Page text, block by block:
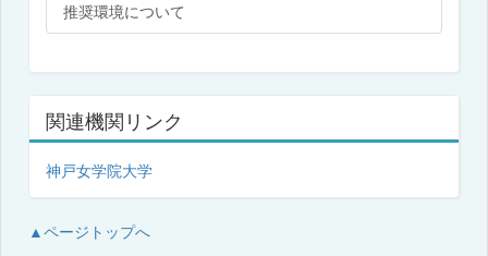
推奨環境について
関連機関リンク
神戸女学院大学
▲ページトップへ